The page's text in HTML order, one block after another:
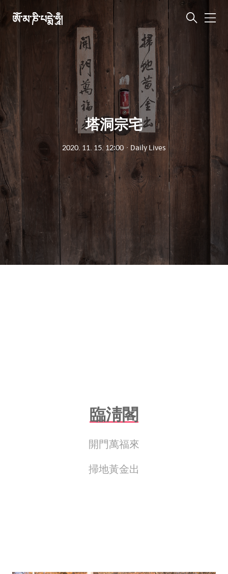
ཨོཾ་མ་ཎི་པདྨེ་ཧཱུྃ། 메
塔洞宗宅
2020. 11. 15. 12:00ㆍ Daily Lives
臨淸閣
開門萬福來
掃地黃金出